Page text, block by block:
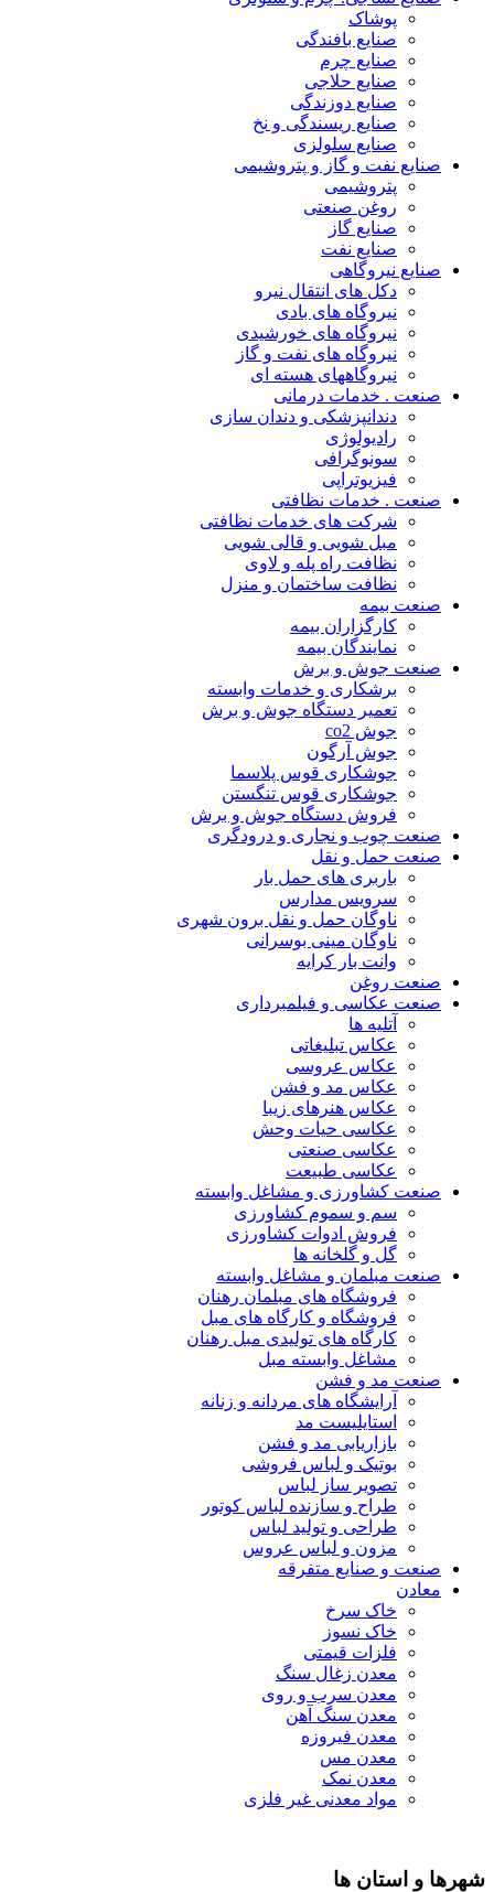
پوشاک
صنایع بافندگی
صنایع چرم
صنایع حلاجی
صنایع دوزندگی
صنایع ریسندگی و نخ
صنایع سلولزی
صنایع نفت و گاز و پتروشیمی
پتروشیمی
روغن صنعتی
صنایع گاز
صنایع نفت
صنایع نیروگاهی
دکل های انتقال نیرو
نیروگاه های بادی
نیروگاه های خورشیدی
نیروگاه های نفت و گاز
نیروگاههای هسته ای
صنعت . خدمات درمانی
دندانپزشکی و دندان سازی
رادیولوژی
سونوگرافی
فیزیوتراپی
صنعت . خدمات نظافتی
شرکت های خدمات نظافتی
مبل شویی و قالی شویی
نظافت راه پله و لاوی
نظافت ساختمان و منزل
صنعت بیمه
کارگزاران بیمه
نمایندگان بیمه
صنعت جوش و برش
برشکاری و خدمات وابسته
تعمیر دستگاه جوش و برش
جوش co2
جوش آرگون
جوشکاری قوس پلاسما
جوشکاری قوس تنگستن
فروش دستگاه جوش و برش
صنعت چوب و نجاری و درودگری
صنعت حمل و نقل
باربری های حمل بار
سرویس مدارس
ناوگان حمل و نقل برون شهری
ناوگان مینی بوسرانی
وانت بار کرایه
صنعت روغن
صنعت عکاسی و فیلمبرداری
آتلیه ها
عکاس تبلیغاتی
عکاس عروسی
عکاس مد و فشن
عکاس هنرهای زیبا
عکاسی حیات وحش
عکاسی صنعتی
عکاسی طبیعت
صنعت کشاورزی و مشاغل وابسته
سم و سموم کشاورزی
فروش ادوات کشاورزی
گل و گلخانه ها
صنعت مبلمان و مشاغل وابسته
فروشگاه های مبلمان رهنان
فروشگاه و کارگاه های مبل
کارگاه های تولیدی مبل رهنان
مشاغل وابسته مبل
صنعت مد و فشن
آرایشگاه های مردانه و زنانه
استایلیست مد
بازاریابی مد و فشن
بوتیک و لباس فروشی
تصویر ساز لباس
طراح و سازنده لباس کوتور
طراحی و تولید لباس
مزون و لباس عروس
صنعت و صنایع متفرقه
معادن
خاک سرخ
خاک نسوز
فلزات قیمتی
معدن زغال سنگ
معدن سرب و روی
معدن سنگ آهن
معدن فیروزه
معدن مس
معدن نمک
مواد معدنی غیر فلزی
شهرها و استان ها